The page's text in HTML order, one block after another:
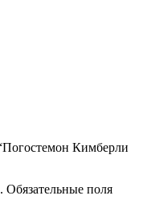
Кимберли
Обязательные поля